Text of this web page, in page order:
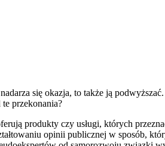
się okazja, to także ją
przekonania?
produkty czy usługi, których
opinii publicznej w sposób,